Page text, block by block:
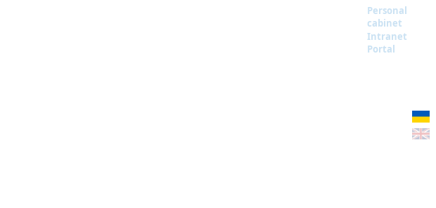
Personal
cabinet
Intranet
Portal